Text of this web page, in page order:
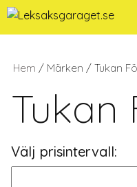
Hoppa
till
Hem / Märken / Tukan
Tukan
Välj prisintervall: